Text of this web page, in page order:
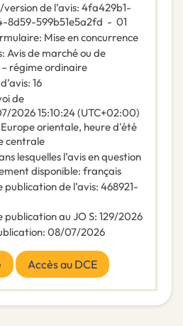
de l’avis: 4fa429b1-
8d59-599b51e5a2fd - 01
: Mise en concurrence
: Avis de marché ou de
– régime ordinaire
: 16
de
202615:10:24 (UTC+02:00)
orientale, heure d'été
centrale
lesquelles l’avis en question
disponible: français
publication de l’avis: 468921-
publication au JO S: 129/2026
: 08/07/2026
Accès au DCE